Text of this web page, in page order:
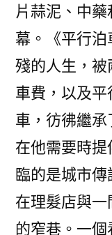
片蒜泥、中
幕。《平行
殘的人生，
車費，以及
車，彷彿繼
在他需要時
臨的是城市
在理髮店與
的窄巷。一